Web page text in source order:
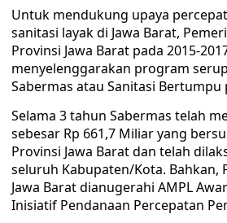
Untuk mendukung upaya
sanitasi layak di Jawa Barat,
Provinsi Jawa Barat pada 2015-
menyelenggarakan program
Sabermas atau Sanitasi Bertumpu
Selama 3 tahun Sabermas telah
sebesar Rp 661,7 Miliar yang
Provinsi Jawa Barat dan telah
seluruh Kabupaten/Kota. Bahkan,
Jawa Barat dianugerahi AMPL
Inisiatif Pendanaan Percepatan